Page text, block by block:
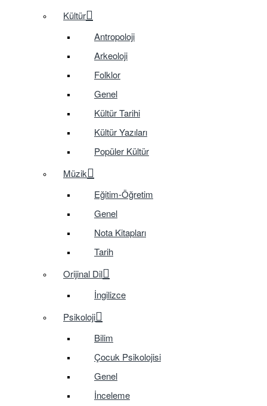
Kültür
Antropoloji
Arkeoloji
Folklor
Genel
Kültür Tarihi
Kültür Yazıları
Popüler Kültür
Müzik
Eğitim-Öğretim
Genel
Nota Kitapları
Tarih
Orijinal Dil
İngilizce
Psikoloji
Bilim
Çocuk Psikolojisi
Genel
İnceleme